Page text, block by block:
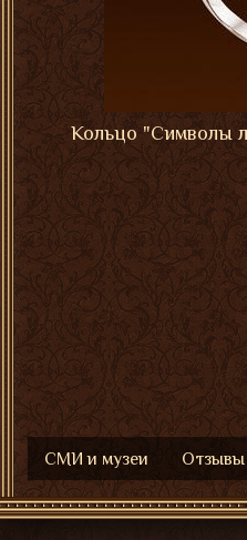
Кольцо "Символы
СМИ и музеи Отзывы